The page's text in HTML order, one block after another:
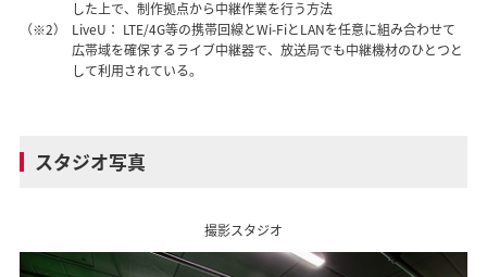
した上で、制作拠点から中継作業を行う方法
（※2）
LiveU： LTE/4G等の携帯回線とWi-FiとLANを任意に組み合わせて
広帯域を確保するライブ中継器で、放送局でも中継機材のひとつと
して利用されている。
スタジオ写真
撮影スタジオ